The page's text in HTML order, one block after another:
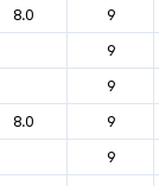
8.0 9
9
9
8.0 9
9